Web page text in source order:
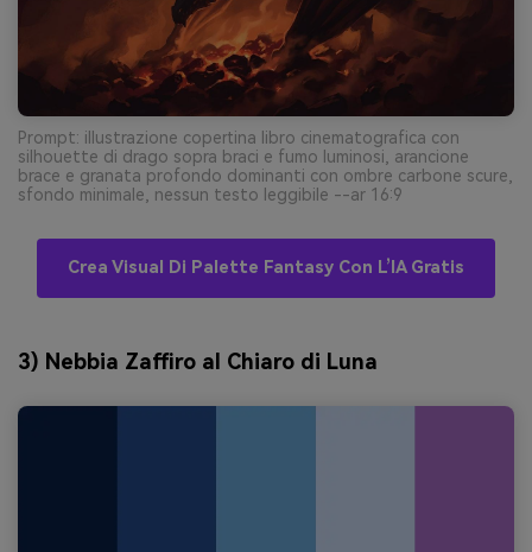
Prompt: illustrazione copertina libro cinematografica con
silhouette di drago sopra braci e fumo luminosi, arancione
brace e granata profondo dominanti con ombre carbone scure,
sfondo minimale, nessun testo leggibile --ar 16:9
Crea Visual Di Palette Fantasy Con L’IA Gratis
3) Nebbia Zaffiro al Chiaro di Luna